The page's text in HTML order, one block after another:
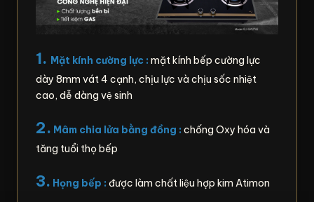
1. Mặt kính cường lực : mặt kính bếp cường lực
dày 8mm vát 4 cạnh, chịu lực và chịu sốc nhiệt
cao, dễ dàng vệ sinh
2. Mâm chia lửa bằng đồng : chống Oxy hóa và
tăng tuổi thọ bếp
3. Họng bếp : được làm chất liệu hợp kim Atimon